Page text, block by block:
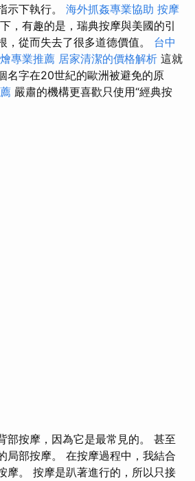
示下執行。 海外抓姦專業協助 按摩
，有趣的是，瑞典按摩與美國的引
，從而失去了很多道德價值。 台中
專業推薦 居家清潔的價格解析 這就
名字在20世紀的歐洲被避免的原
嚴肅的機構更喜歡只使用“經典按
部按摩，因為它是最常見的。 甚至
局部按摩。 在按摩過程中，我結合
摩。 按摩是趴著進行的，所以只接